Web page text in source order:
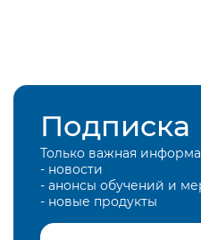
Подписка
Только важная
- новости
- анонсы обучений и
- новые продукты